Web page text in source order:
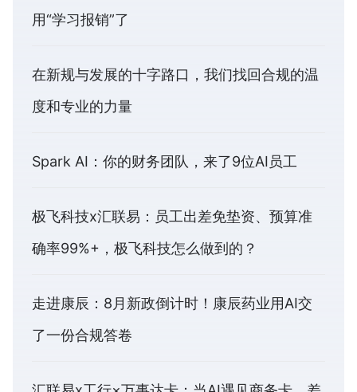
用“学习报销”了
在新规与发展的十字路口，我们找回合规的温
度和专业的力量
Spark AI：你的财务团队，来了9位AI员工
极飞科技x汇联易：员工出差免垫资、预算准
确率99%+，极飞科技怎么做到的？
走进康辰：8月新政倒计时！康辰药业用AI交
了一份合规答卷